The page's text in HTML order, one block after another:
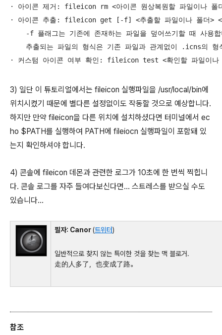
· 아이콘 제거: fileicon rm <아이콘 원상복원할 파일이나 폴
· 아이콘 추출: fileicon get [-f] <추출할 파일이나 폴더> <
-f 플래그는 기존에 존재하는 파일을 덮어쓰기할 때 사용
추출되는 파일의 형식은 기존 파일과 관계없이 .icns의 형
3) 일단 이 튜토리얼에서는 fileicon 실행파일을 /usr/local/bin에
위치시켰기 때문에 별다른 설정없이도 작동할 것으로 예상합니다.
하지만 만약 fileicon을 다른 위치에 설치하셨다면 터미널에서 ec
ho $PATH를 실행하여 PATH에 fileiocn 실행파일이 포함돼 있
는지 확인하셔야 합니다.
4) 콘솔에 fileicon 데몬과 관련한 로그가 10초에 한 번씩 찍힙니
다. 콘솔 로그를 자주 들여다보신다면… 스트레스를 받으실 수도
있습니다…
필자: Canor(트위터)
일반적으로 찾지 않는 특이한 것을 찾는 맥 블로거.
走的人多了，也变成了路。
참조